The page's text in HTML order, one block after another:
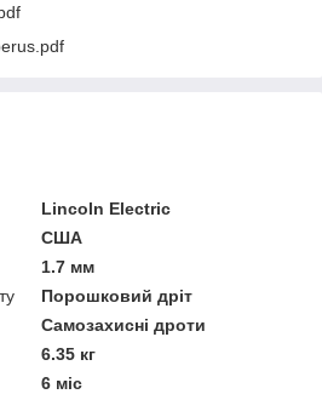
Lincoln Electric
США
1.7 мм
Порошковий дріт
Самозахисні дроти
6.35 кг
6 міс